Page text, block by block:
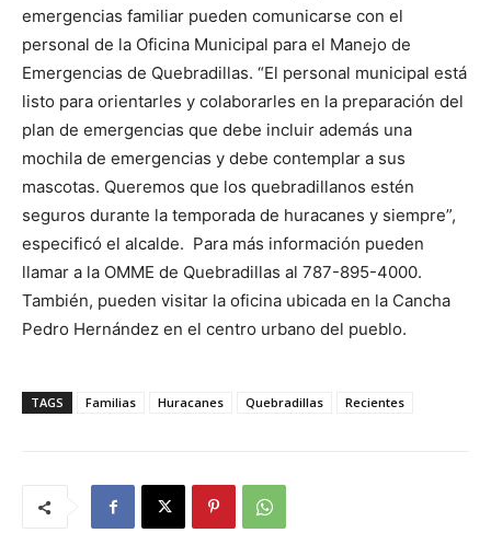
emergencias familiar pueden comunicarse con el
personal de la Oficina Municipal para el Manejo de
Emergencias de Quebradillas. “El personal municipal está
listo para orientarles y colaborarles en la preparación del
plan de emergencias que debe incluir además una
mochila de emergencias y debe contemplar a sus
mascotas. Queremos que los quebradillanos estén
seguros durante la temporada de huracanes y siempre”,
especificó el alcalde. Para más información pueden
llamar a la OMME de Quebradillas al 787-895-4000.
También, pueden visitar la oficina ubicada en la Cancha
Pedro Hernández en el centro urbano del pueblo.
TAGS Familias Huracanes Quebradillas Recientes